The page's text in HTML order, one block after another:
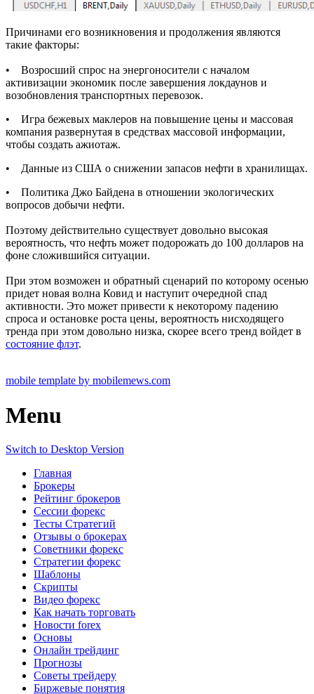
Причинами его возникновения и продолжения являются
такие факторы:
• Возросший спрос на энергоносители с началом
активизации экономик после завершения локдаунов и
возобновления транспортных перевозок.
• Игра бежевых маклеров на повышение цены и массовая
компания развернутая в средствах массовой информации,
чтобы создать ажиотаж.
• Данные из США о снижении запасов нефти в хранилищах.
• Политика Джо Байдена в отношении экологических
вопросов добычи нефти.
Поэтому действительно существует довольно высокая
вероятность, что нефть может подорожать до 100 долларов на
фоне сложившийся ситуации.
При этом возможен и обратный сценарий по которому осенью
придет новая волна Ковид и наступит очередной спад
активности. Это может привести к некоторому падению
спроса и остановке роста цены, вероятность нисходящего
тренда при этом довольно низка, скорее всего тренд войдет в
состояние флэт.
mobile template by mobilemews.com
Menu
Switch to Desktop Version
Главная
Брокеры
Рейтинг брокеров
Сессии форекс
Тесты Стратегий
Отзывы о брокерах
Советники форекс
Стратегии форекс
Шаблоны
Скрипты
Видео форекс
Как начать торговать
Новости forex
Основы
Онлайн трейдинг
Прогнозы
Советы трейдеру
Биржевые понятия